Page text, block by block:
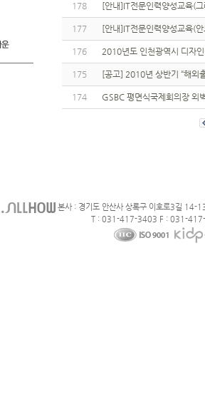
178 [안내]IT전문인력양성교육(
177 [안내]IT전문인력양성교육(
176 2010년도 인천광역시 디자
175 [공고] 2010년 상반기 “해외
174 GSBC 평면식국제회의장 외
본사 : 경기도 안산사 상록구 이호로3길 14-
T : 031-417-3403 F : 031-